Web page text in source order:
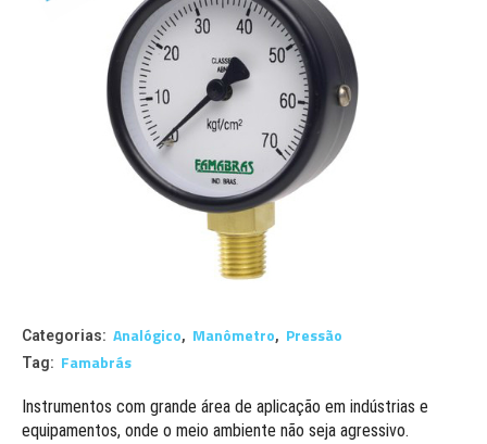
Categorias: Analógico, Manômetro, Pressão
Tag: Famabrás
Instrumentos com grande área de aplicação em indústrias e
equipamentos, onde o meio ambiente não seja agressivo.